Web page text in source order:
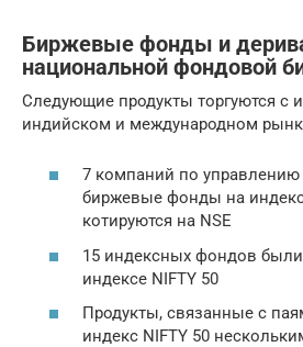
Биржевые фонды и
национальной фондовой
Следующие продукты торгуются с
индийском и международном
7 компаний по управлению
биржевые фонды на
котируются на NSE
15 индексных фондов
индексе NIFTY 50
Продукты, связанные с
индекс NIFTY 50